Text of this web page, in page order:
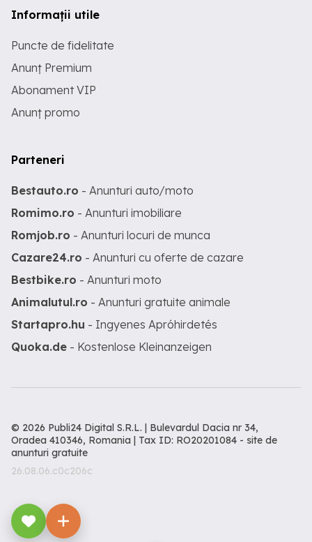
Informații utile
Puncte de fidelitate
Anunț Premium
Abonament VIP
Anunț promo
Parteneri
Bestauto.ro - Anunturi auto/moto
Romimo.ro - Anunturi imobiliare
Romjob.ro - Anunturi locuri de munca
Cazare24.ro - Anunturi cu oferte de cazare
Bestbike.ro - Anunturi moto
Animalutul.ro - Anunturi gratuite animale
Startapro.hu - Ingyenes Apróhirdetés
Quoka.de - Kostenlose Kleinanzeigen
© 2026 Publi24 Digital S.R.L. | Bulevardul Dacia nr 34,
Oradea 410346, Romania | Tax ID: RO20201084 - site de
anunturi gratuite
26.08.06.c0c206c